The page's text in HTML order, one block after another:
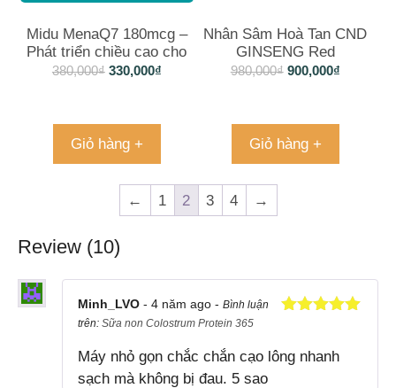
Midu MenaQ7 180mcg –
Phát triển chiều cao cho
trẻ em và giúp xương
đời
380,000₫ 330,000₫
Giỏ hàng +
Nhân Sâm Hoà Tan CND
GINSENG Red
980,000₫ 900,000₫
Giỏ hàng +
← 1 2 3 4 →
Review (10)
sao
Minh_LVO - 4 năm ago - Bình luận
trên: Sữa non Colostrum Protein 365
Máy nhỏ gọn chắc chắn cạo lông nhanh
sạch mà không bị đau. 5 sao